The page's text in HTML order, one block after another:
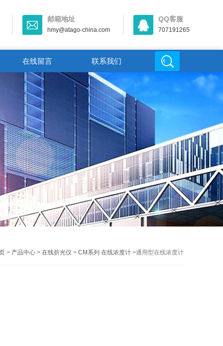
邮箱地址
hmy@atago-china.com
QQ客服
707191265
在线留言 联系我们
> 产品中心> 在线折光仪 > CM系列 在线浓度计>通用型在线浓度计